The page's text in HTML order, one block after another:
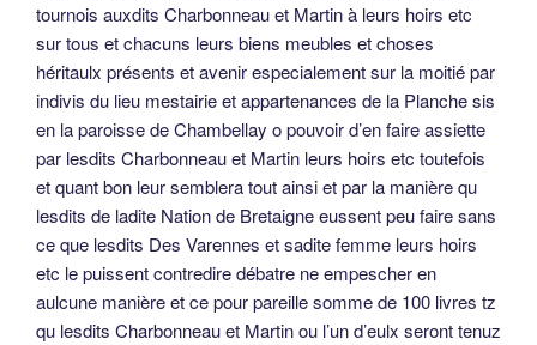
tournois auxdits Charbonneau et Martin à leurs hoirs etc
sur tous et chacuns leurs biens meubles et choses
héritaulx présents et avenir especialement sur la moitié par
indivis du lieu mestairie et appartenances de la Planche sis
en la paroisse de Chambellay o pouvoir d’en faire assiette
par lesdits Charbonneau et Martin leurs hoirs etc toutefois
et quant bon leur semblera tout ainsi et par la manière qu
lesdits de ladite Nation de Bretaigne eussent peu faire sans
ce que lesdits Des Varennes et sadite femme leurs hoirs
etc le puissent contredire débatre ne empescher en
aulcune manière et ce pour pareille somme de 100 livres tz
qu lesdits Charbonneau et Martin ou l’un d’eulx seront tenuz